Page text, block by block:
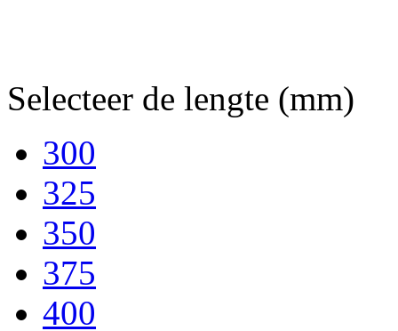
Selecteer de lengte (mm)
300
325
350
375
400